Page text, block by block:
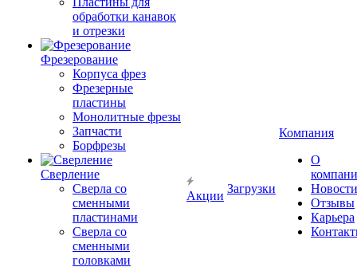
обработки канавок
и отрезки
Фрезерование
Корпуса фрез
Фрезерные
пластины
Монолитные фрезы
Запчасти
Борфрезы
Сверление
Сверла со
сменными
пластинами
Сверла со
сменными
головками
Акции
Загрузки
Компания
О
Новости
Отзывы
Карьера